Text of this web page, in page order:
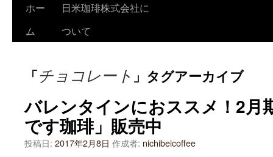
コ
へ
ス
ホー
ム
日米珈琲株式会社に
ついて
「チョコレート 」タグアーカイブ
バレンタインにおススメ！2月
です珈琲」販売中
投稿日: 2017年2月8日 作成者: nichibeicoffee